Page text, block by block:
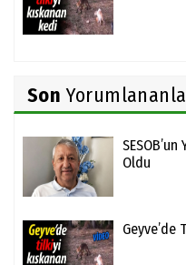
Son
Oldu
Geyve’de